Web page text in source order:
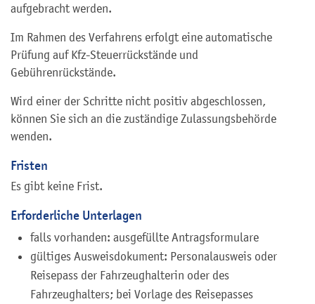
aufgebracht werden.
Im Rahmen des Verfahrens erfolgt eine automatische
Prüfung auf Kfz-Steuerrückstände und
Gebührenrückstände.
Wird einer der Schritte nicht positiv abgeschlossen,
können Sie sich an die zuständige Zulassungsbehörde
wenden.
Fristen
Es gibt keine Frist.
Erforderliche Unterlagen
falls vorhanden: ausgefüllte Antragsformulare
gültiges Ausweisdokument: Personalausweis oder
Reisepass der Fahrzeughalterin oder des
Fahrzeughalters; bei Vorlage des Reisepasses